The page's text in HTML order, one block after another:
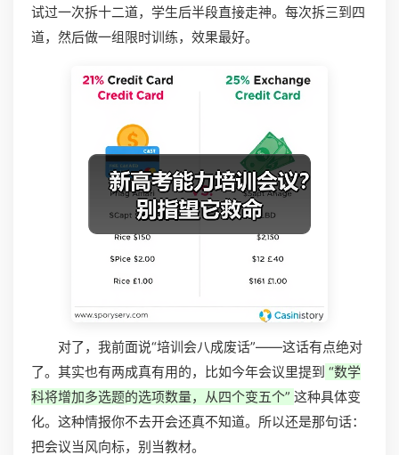
试过一次拆十二道，学生后半段直接走神。每次拆三到四
道，然后做一组限时训练，效果最好。
对了，我前面说“培训会八成废话”——这话有点绝对
了。其实也有两成真有用的，比如今年会议里提到 “数学
科将增加多选题的选项数量，从四个变五个” 这种具体变
化。这种情报你不去开会还真不知道。所以还是那句话：
把会议当风向标，别当教材。